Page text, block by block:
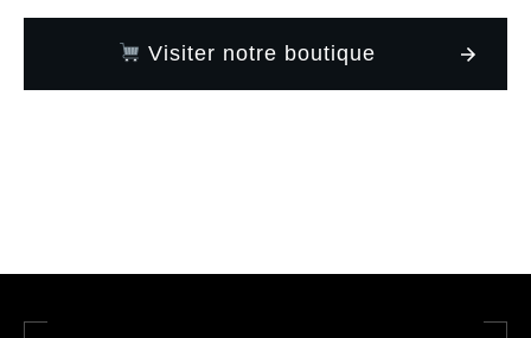
Visiter notre boutique